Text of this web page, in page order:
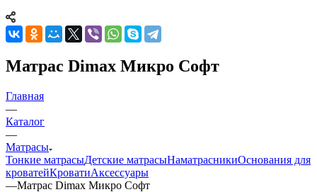
Матрас Dimax Микро Софт
Главная
—
Каталог
—
Матрасы
Тонкие матрасыДетские матрасыНаматрасникиОснования для
кроватейКроватиАксессуары
—Матрас Dimax Микро Софт